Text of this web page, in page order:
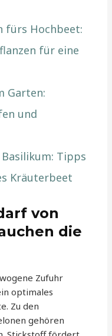
fürs Hochbeet:
für eine
Garten:
und
Tipps
Kräuterbeet
von
die
Zufuhr
optimales
Zu den
gehören